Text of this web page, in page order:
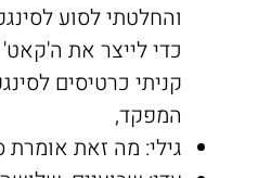
והחלטתי לסוע
כדי לייצר את
קניתי כרטיסים
המפקד,
גילי: מה זאת אומרת